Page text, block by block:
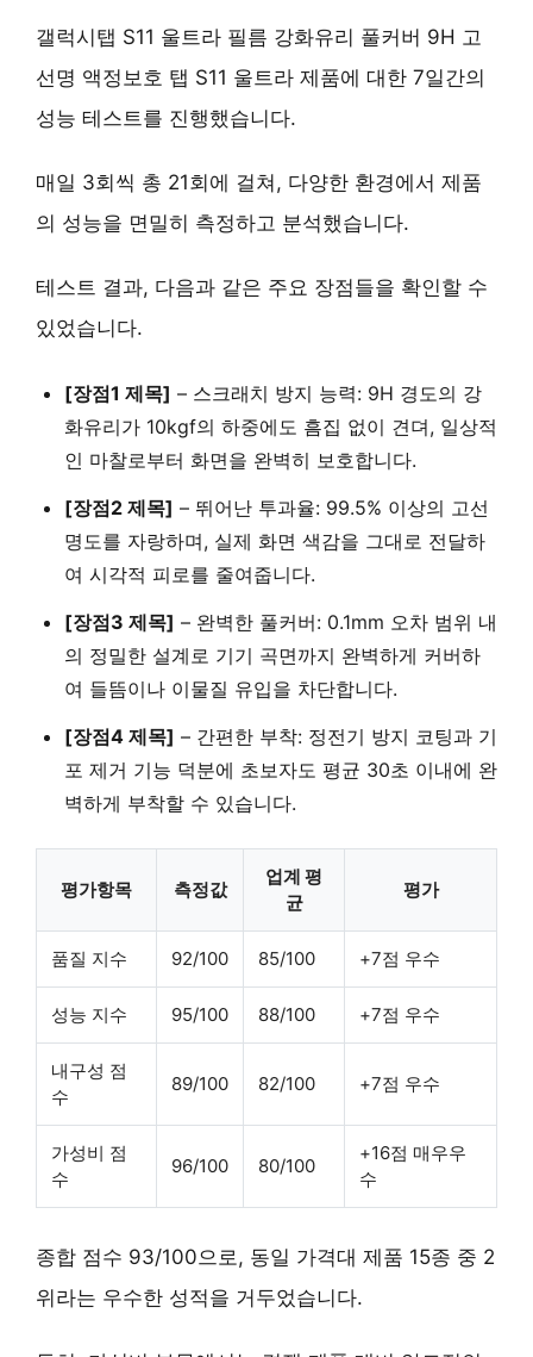
갤럭시탭 S11 울트라 필름 강화유리 풀커버 9H 고
선명 액정보호 탭 S11 울트라 제품에 대한 7일간의
성능 테스트를 진행했습니다.
매일 3회씩 총 21회에 걸쳐, 다양한 환경에서 제품
의 성능을 면밀히 측정하고 분석했습니다.
테스트 결과, 다음과 같은 주요 장점들을 확인할 수
있었습니다.
[장점1 제목] – 스크래치 방지 능력: 9H 경도의 강
화유리가 10kgf의 하중에도 흠집 없이 견뎌, 일상적
인 마찰로부터 화면을 완벽히 보호합니다.
[장점2 제목] – 뛰어난 투과율: 99.5% 이상의 고선
명도를 자랑하며, 실제 화면 색감을 그대로 전달하
여 시각적 피로를 줄여줍니다.
[장점3 제목] – 완벽한 풀커버: 0.1mm 오차 범위 내
의 정밀한 설계로 기기 곡면까지 완벽하게 커버하
여 들뜸이나 이물질 유입을 차단합니다.
[장점4 제목] – 간편한 부착: 정전기 방지 코팅과 기
포 제거 기능 덕분에 초보자도 평균 30초 이내에 완
벽하게 부착할 수 있습니다.
평가항목 측정값
업계 평
균
평가
품질 지수 92/100 85/100 +7점 우수
성능 지수 95/100 88/100 +7점 우수
내구성 점
수
89/100 82/100 +7점 우수
가성비 점
수
96/100 80/100
+16점 매우우
수
종합 점수 93/100으로, 동일 가격대 제품 15종 중 2
위라는 우수한 성적을 거두었습니다.